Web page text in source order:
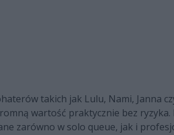
takich jak Lulu, Nami, Janna
wartość praktycznie bez
zarówno w solo queue, jak i